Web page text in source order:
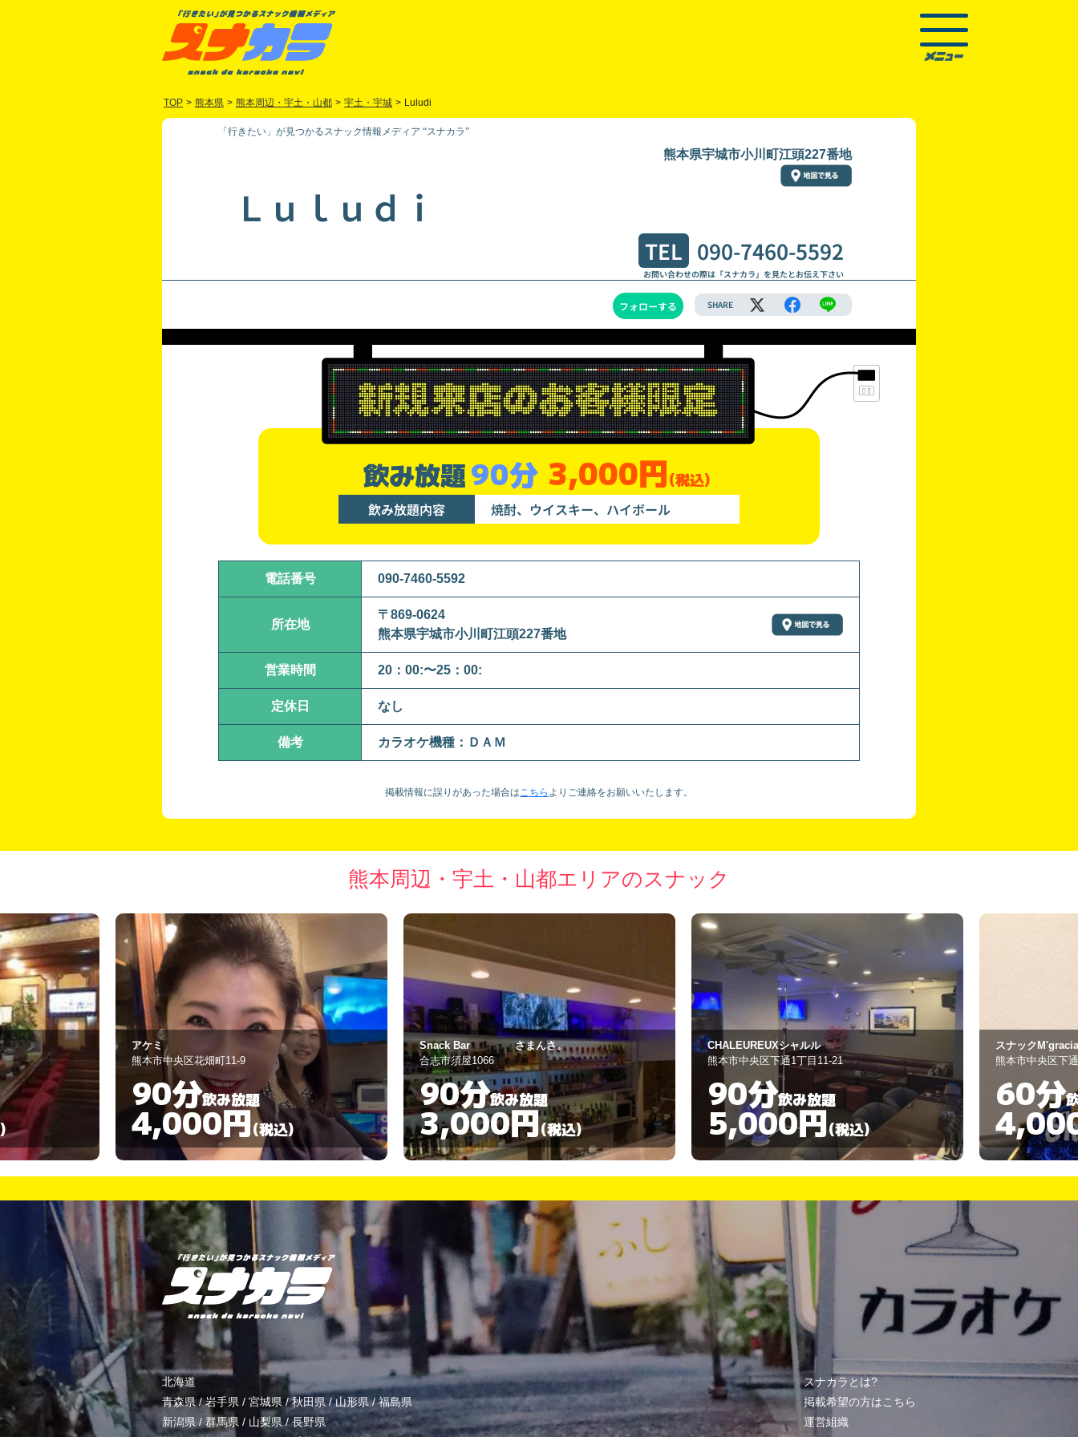
TOP > 熊本県 > 熊本周辺・宇土・山都 > 宇土・宇城 > Luludi
「行きたい」が見つかるスナック情報メディア “スナカラ”
熊本県宇城市小川町江頭227番地
Ｌｕｌｕｄｉ
TEL 090-7460-5592
お問い合わせの際は「スナカラ」を見たとお伝え下さい
フォローする SHARE
飲み放題90分 3,000円(税込)
飲み放題内容 焼酎、ウイスキー、ハイボール
電話番号 090-7460-5592
所在地
〒869-0624
熊本県宇城市小川町江頭227番地
営業時間 20：00:〜25：00:
定休日 なし
備考 カラオケ機種：ＤＡＭ
掲載情報に誤りがあった場合はこちら より ご連絡をお願いいたします。
熊本周辺・宇土・山都エリアのスナック
Snack Bar さまんさ。
合志市須屋1066
90分飲み放題
3,000円(税込)
CHALEUREUXシャルル
熊本市中央区下通1丁目11-21
90分飲み放題
5,000円(税込)
スナックM'gracia
熊本市中央区下通1丁目11-9
60分飲み放題
4,000円(税込)
TERAOKA（テ
熊本市中央区下
90分
北海道
青森県/岩手県 / 宮城県 /秋田県 /山形県/福島県
新潟県 / 群馬県 / 山梨県/長野県
スナカラとは?
掲載希望の方はこちら
運営組織